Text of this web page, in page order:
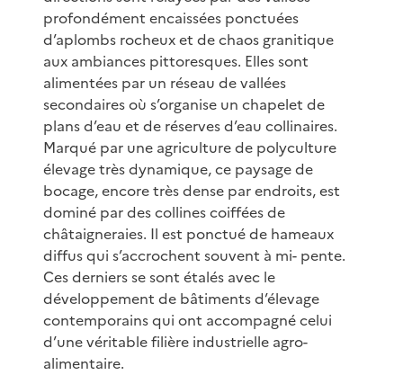
profondément encaissées ponctuées
d’aplombs rocheux et de chaos granitique
aux ambiances pittoresques. Elles sont
alimentées par un réseau de vallées
secondaires où s’organise un chapelet de
plans d’eau et de réserves d’eau collinaires.
Marqué par une agriculture de polyculture
élevage très dynamique, ce paysage de
bocage, encore très dense par endroits, est
dominé par des collines coiffées de
châtaigneraies. Il est ponctué de hameaux
diffus qui s’accrochent souvent à mi- pente.
Ces derniers se sont étalés avec le
développement de bâtiments d’élevage
contemporains qui ont accompagné celui
d’une véritable filière industrielle agro-
alimentaire.